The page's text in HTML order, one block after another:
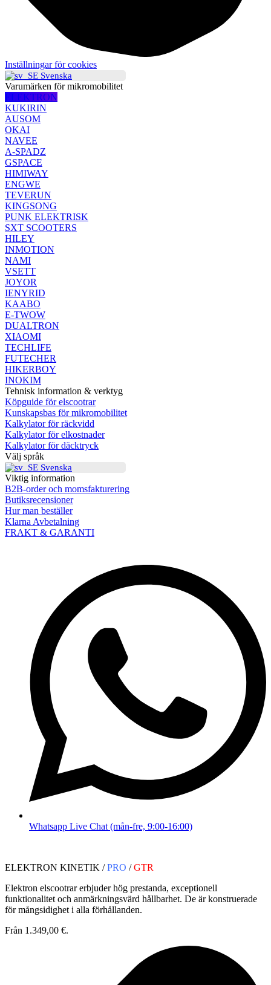
Inställningar för cookies
Svenska
Varumärken för mikromobilitet
ELEKTRON
KUKIRIN
AUSOM
OKAI
NAVEE
A-SPADZ
GSPACE
HIMIWAY
ENGWE
TEVERUN
KINGSONG
PUNK ELEKTRISK
SXT SCOOTERS
HILEY
INMOTION
NAMI
VSETT
JOYOR
IENYRID
KAABO
E-TWOW
DUALTRON
XIAOMI
TECHLIFE
FUTECHER
HIKERBOY
INOKIM
Tehnisk information & verktyg
Köpguide för elscootrar
Kunskapsbas för mikromobilitet
Kalkylator för räckvidd
Kalkylator för elkostnader
Kalkylator för däcktryck
Välj språk
Svenska
Viktig information
B2B-order och momsfakturering
Butiksrecensioner
Hur man beställer
Klarna Avbetalning
FRAKT & GARANTI
Whatsapp Live Chat (mån-fre, 9:00-16:00)
ELEKTRON KINETIK /PRO /GTR
Elektron elscootrar erbjuder hög prestanda, exceptionell
funktionalitet och anmärkningsvärd hållbarhet. De är konstruerade
för mångsidighet i alla förhållanden.
Från 1.349,00 €.